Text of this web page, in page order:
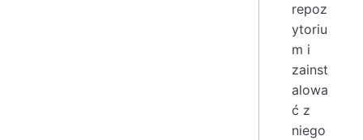
repoz
ytoriu
m i
zainst
alowa
ć z
niego